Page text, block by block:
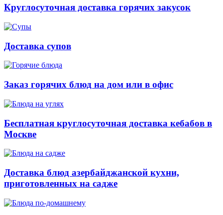
Круглосуточная доставка горячих закусок
Доставка супов
Заказ горячих блюд на дом или в офис
Бесплатная круглосуточная доставка кебабов в
Москве
Доставка блюд азербайджанской кухни,
приготовленных на садже